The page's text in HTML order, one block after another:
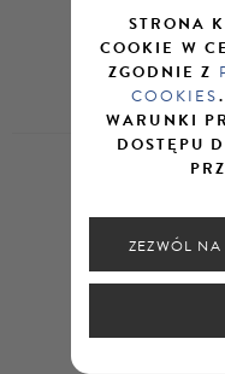
STRONA
COOKIE W
ZGODNIE Z
COOKIES
WARUNKI
DOSTĘPU
ZEZWÓL NA